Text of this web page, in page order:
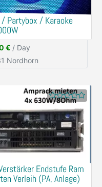
Partybox / Karaoke
€ / Day
Nordhorn
Endstufe Ram
Verleih (PA, Anlage)